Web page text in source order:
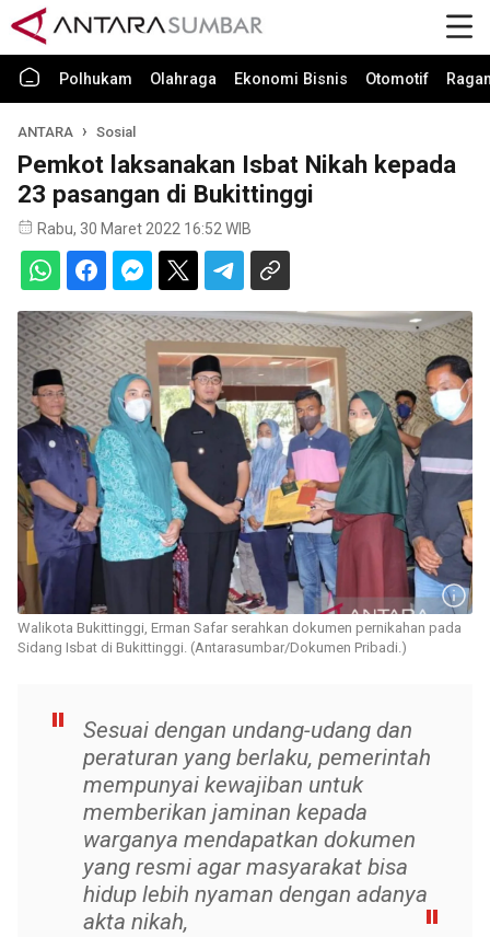
Polhukam Olahraga Ekonomi Bisnis Otomotif
ANTARA Sosial
Pemkot laksanakan Isbat Nikah kepada
23 pasangan di Bukittinggi
Rabu, 30 Maret 2022 16:52 WIB
Walikota Bukittinggi, Erman Safar serahkan dokumen pernikahan pada
Sidang Isbat di Bukittinggi. (Antarasumbar/Dokumen Pribadi.)
Sesuai dengan undang-udang dan
peraturan yang berlaku, pemerintah
mempunyai kewajiban untuk
memberikan jaminan kepada
warganya mendapatkan dokumen
yang resmi agar masyarakat bisa
hidup lebih nyaman dengan adanya
akta nikah,